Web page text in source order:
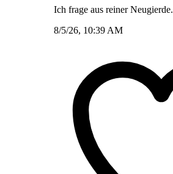
Ich frage aus reiner Neugierde.
8/5/26, 10:39 AM